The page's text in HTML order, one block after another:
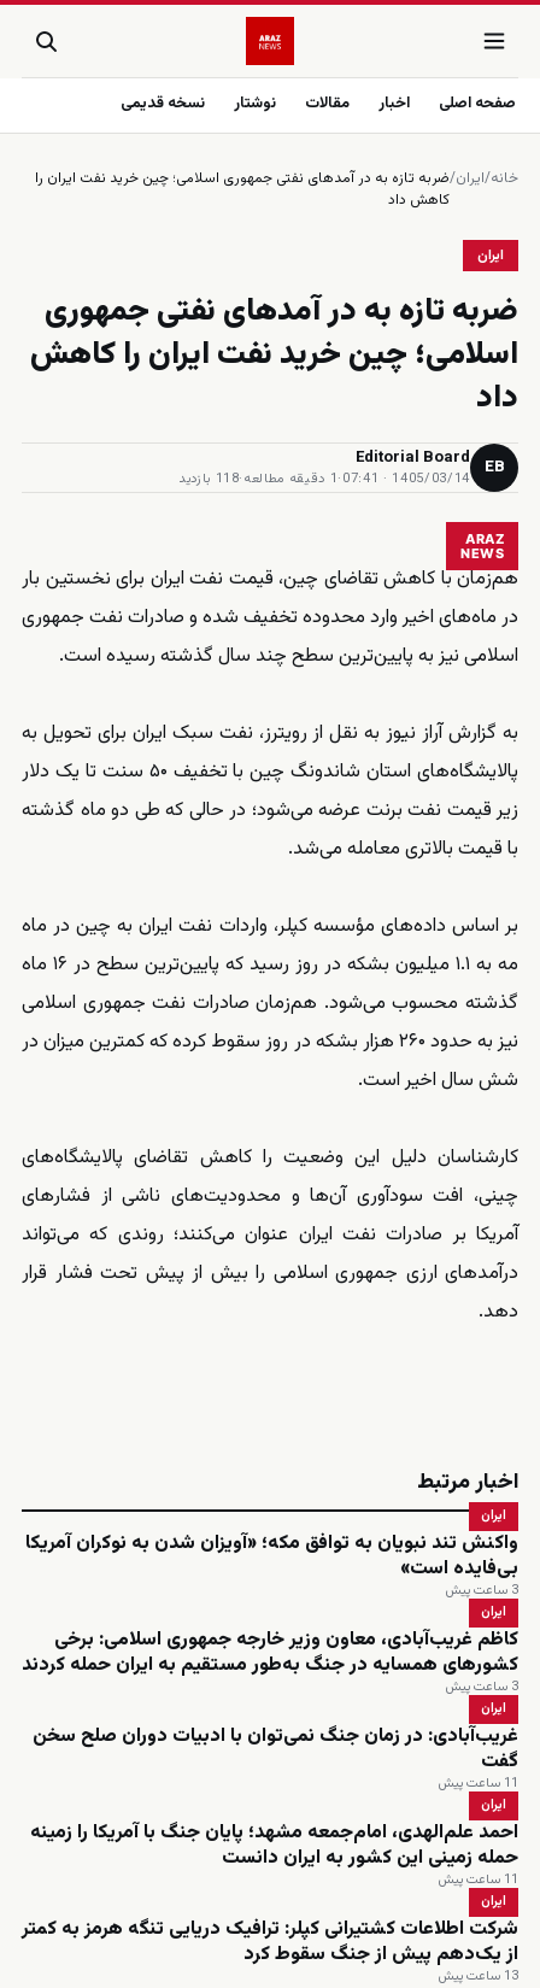
صفحه اصلی اخبار مقالات نوشتار نسخه قدیمی
خانه/ایران/ضربه تازه به در آمدهاى نفتى جمهورى اسلامى؛ چين خريد نفت ايران را
كاهش داد
ایران
ضربه تازه به در آمدهاى نفتى جمهورى
اسلامى؛ چين خريد نفت ايران را كاهش
داد
EB
Editorial Board
1405/03/14 · 07:41
·1 دقیقه مطالعه ·118 بازدید
ARAZ
NEWS
هم‌زمان با کاهش تقاضای چین، قیمت نفت ایران برای نخستین بار
در ماه‌های اخیر وارد محدوده تخفیف شده و صادرات نفت جمهوری
اسلامی نیز به پایین‌ترین سطح چند سال گذشته رسیده است.
به گزارش آراز نیوز به نقل از رویترز، نفت سبک ایران برای تحویل به
پالایشگاه‌های استان شاندونگ چین با تخفیف ۵۰ سنت تا یک دلار
زیر قیمت نفت برنت عرضه می‌شود؛ در حالی که طی دو ماه گذشته
با قیمت بالاتری معامله می‌شد.
بر اساس داده‌های مؤسسه کپلر، واردات نفت ایران به چین در ماه
مه به ۱.۱ میلیون بشکه در روز رسید که پایین‌ترین سطح در ۱۶ ماه
گذشته محسوب می‌شود. هم‌زمان صادرات نفت جمهوری اسلامی
نیز به حدود ۲۶۰ هزار بشکه در روز سقوط کرده که کمترین میزان در
شش سال اخیر است.
کارشناسان دلیل این وضعیت را کاهش تقاضای پالایشگاه‌های
چینی، افت سودآوری آن‌ها و محدودیت‌های ناشی از فشارهای
آمریکا بر صادرات نفت ایران عنوان می‌کنند؛ روندی که می‌تواند
درآمدهای ارزی جمهوری اسلامی را بیش از پیش تحت فشار قرار
دهد.
اخبار مرتبط
ایران
واکنش تند نبویان به توافق مکه؛ «آویزان شدن به نوکران آمریکا
بی‌فایده است»
3 ساعت پیش
ایران
کاظم غریب‌آبادی، معاون وزیر خارجه جمهوری اسلامی: برخی
کشورهای همسایه در جنگ به‌طور مستقیم به ایران حمله کردند
3 ساعت پیش
ایران
غریب‌آبادی: در زمان جنگ نمی‌توان با ادبیات دوران صلح سخن
گفت
11 ساعت پیش
ایران
احمد علم‌الهدی، امام‌جمعه مشهد؛ پایان جنگ با آمریکا را زمینه
حمله زمینی این کشور به ایران دانست
11 ساعت پیش
ایران
شرکت اطلاعات کشتیرانی کپلر: ترافیک دریایی تنگه هرمز به کمتر
از یک‌دهم پیش از جنگ سقوط کرد
13 ساعت پیش